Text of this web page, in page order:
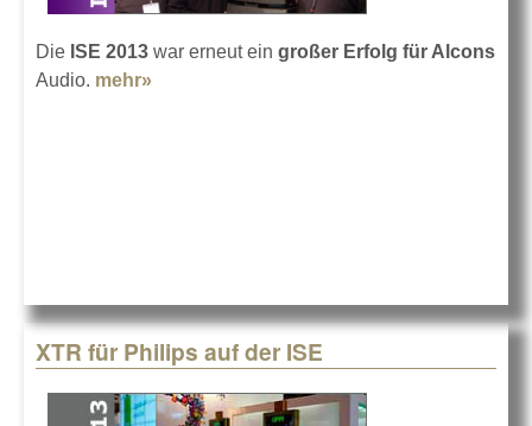
Die ISE 2013 war erneut ein großer Erfolg für Alcons
Audio. mehr»
XTR für Philips auf der ISE